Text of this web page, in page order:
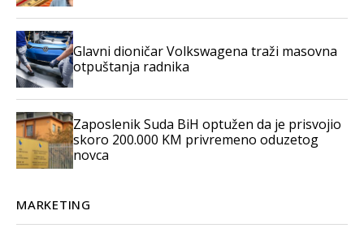
Glavni dioničar Volkswagena traži masovna
otpuštanja radnika
Zaposlenik Suda BiH optužen da je prisvojio
skoro 200.000 KM privremeno oduzetog
novca
MARKETING